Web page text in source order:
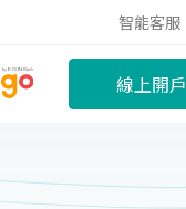
智能客服
線上開戶